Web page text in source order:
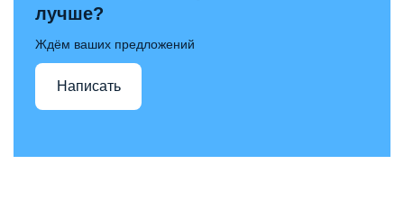
лучше?
Ждём ваших предложений
Написать